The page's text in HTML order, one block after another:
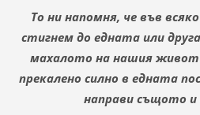
То ни напомня, че във
стигнем до едната или
махалото на нашия живот
прекалено силно в едната
направи същото и